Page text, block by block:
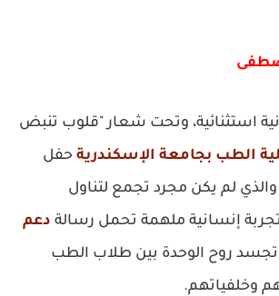
استثنائية، وتحت شعار "قلوب تنبض
الطب بجامعة الإسكندرية حفل
والذي لم يكن مجرد تجمع لتناول
إنسانية ملهمة تحمل رسالة دعم
روح الوحدة بين طلاب الطب
وخلفياتهم.